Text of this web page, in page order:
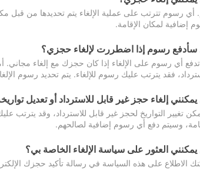
أي رسوم تترتب على عملية الإلغاء يتم تحديدها من قبل
إضافية لمكان الإقامة.
رسوم إذا اضطررت لإلغاء حجزي؟
أي رسوم على الإلغاء إذا كان حجزك مع إلغاء مجاني.
فقد يترتب عليك رسوم للإلغاء. يتم تحديد رسوم
إلغاء حجز غير قابل للاسترداد أو تعديل
تغيير التواريخ لحجز غير قابل للاسترداد، وقد يترتب
وسيتم دفع أي رسوم إضافية لصالحهم.
يمكنني العثور على سياسة الإلغاء الخاصة بي؟
الاطلاع على هذه السياسة في رسالة تأكيد حجزك